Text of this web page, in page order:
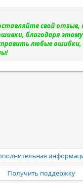
свой отзыв,
благодаря
любые
Получить поддержку